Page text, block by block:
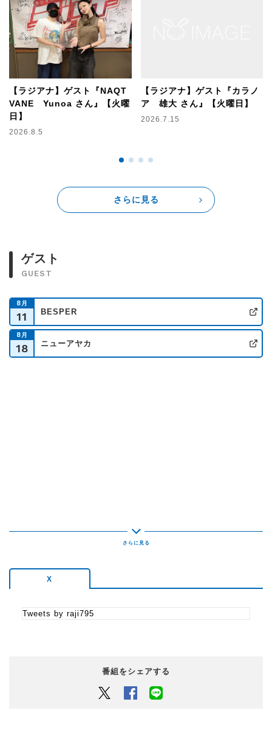
【2時台】
ゲスト: カラノア
【3時台】
あなたの日常の出来事、どうでもいい報告、ライトな悩み事
なんでも送ってください！
岩淵さんがあなたの日常のエピソードにピッタリな楽曲をセ
あなたが体験した
全然下ネタじゃないのになんでか下ネタに聞こえてしまった
エピソード募集します。
《もしもの少女漫画ストーリー》
少女漫画に出てきそうな超イケメンキャラになりきった、
番組紹介
【ラジアナ】ゲスト『NAQT
VANE Yunoa さん』【火曜
日】
2026.8.5
【ラジアナ】ゲスト『カラノ
ア 雄大 さん』【火曜日】
2026.7.15
さらに見る
ゲスト
GUEST
8月
11
BESPER
8月
18
ニューアヤカ
X
Tweets by raji795
番組をシェアする
Twitter Facebook